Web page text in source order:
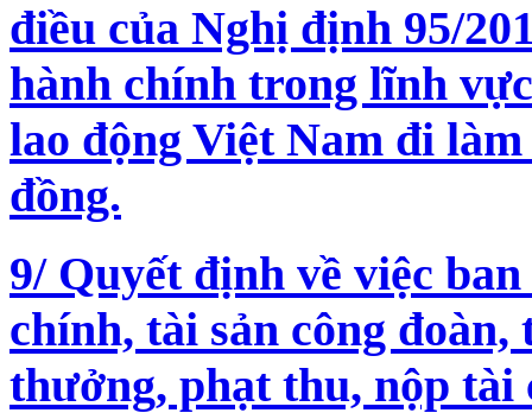
điều của Nghị định 95/
hành chính trong lĩnh
lao động Việt Nam đi
đồng.
9/ Quyết định về việc
chính, tài sản công
thưởng, phạt thu, nộp tài